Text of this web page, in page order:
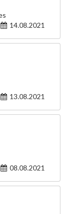
14.08.2021
13.08.2021
08.08.2021